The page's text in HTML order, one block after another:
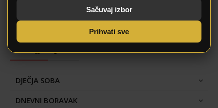
NCJ 602
Kategorije
DJEČJA SOBA
DNEVNI BORAVAK
Sačuvaj izbor
Prihvati sve